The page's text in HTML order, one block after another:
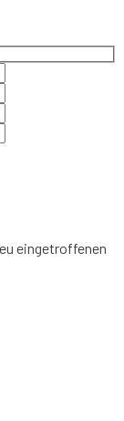
eingetroffenen